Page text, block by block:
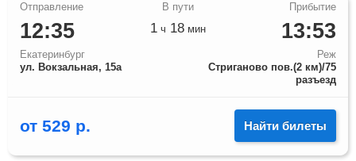
12:35
Екатеринбург
ул. Вокзальная, 15а
13:53
Реж
Стриганово пов.(2 км)/75
разъезд
1 ч 18 мин
от 529 р. Найти билеты